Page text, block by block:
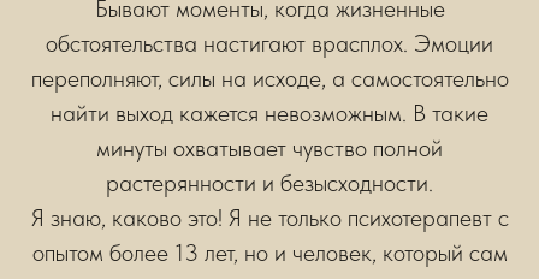
Бывают моменты, когда жизненные
обстоятельства настигают врасплох. Эмоции
переполняют, силы на исходе, а самостоятельно
найти выход кажется невозможным. В такие
минуты охватывает чувство полной
растерянности и безысходности.
Я знаю, каково это! Я не только психотерапевт с
опытом более 13 лет, но и человек, который сам